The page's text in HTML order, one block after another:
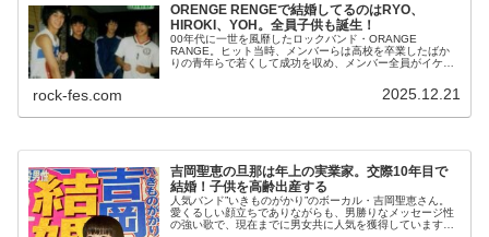
ORENGE RENGEで結婚してるのはRYO、
HIROKI、YOH。全員子供も誕生！
00年代に一世を風靡したロックバンド・ORANGE
RANGE。ヒット当時、メンバーらは高校を卒業したばか
りの青年らで若くして成功を収め、メンバー全員がイケメ
rock-fes.com 2025.12.21
吉岡聖恵の旦那は年上の実業家。交際10年目で
結婚！子供を高齢出産する
人気バンド”いきものがかり”のボーカル・吉岡聖恵さん。
愛くるしい顔立ちでありながらも、男勝りなメッセージ性
の強い歌で、現在までに男女共に人気を獲得しています。